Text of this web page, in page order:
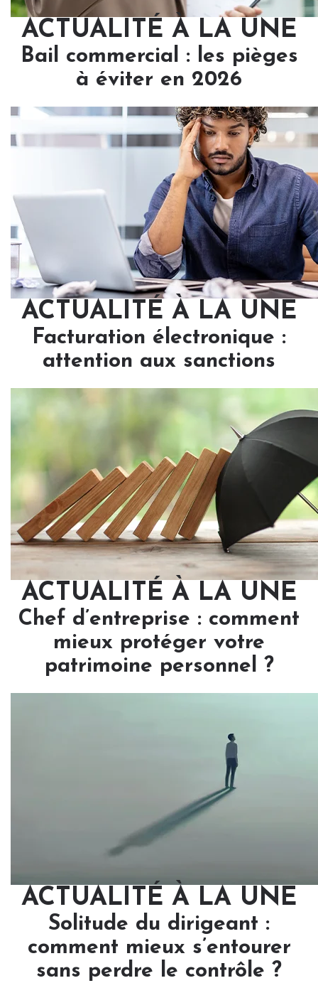
ACTUALITÉ À LA UNE
Bail commercial : les pièges
à éviter en 2026
ACTUALITÉ À LA UNE
Facturation électronique :
attention aux sanctions
ACTUALITÉ À LA UNE
Chef d’entreprise : comment
mieux protéger votre
patrimoine personnel ?
ACTUALITÉ À LA UNE
Solitude du dirigeant :
comment mieux s’entourer
sans perdre le contrôle ?